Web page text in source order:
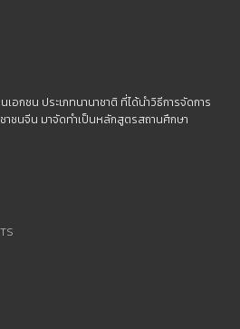
เอกชน ประเภทนานาชาติ ที่ได้นำวิธีการจัดการ
าชนจีน มาจัดทำเป็นหลักสูตรสถานศึกษา